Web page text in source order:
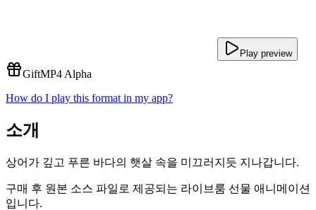
Play preview
GiftMP4 Alpha
How do I play this format in my app?
소개
상어가 깊고 푸른 바다의 햇살 속을 미끄러지듯 지나갑니다.
구매 후 원본 소스 파일로 제공되는 라이브룸 선물 애니메이션
입니다.